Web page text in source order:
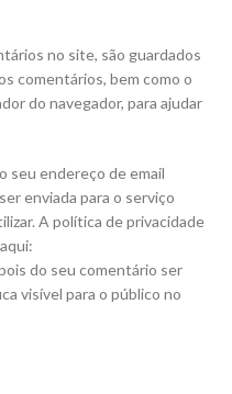
no site, são guardados
comentários, bem como o
do navegador, para ajudar
seu endereço de email
enviada para o serviço
A política de privacidade
do seu comentário ser
visível para o público no